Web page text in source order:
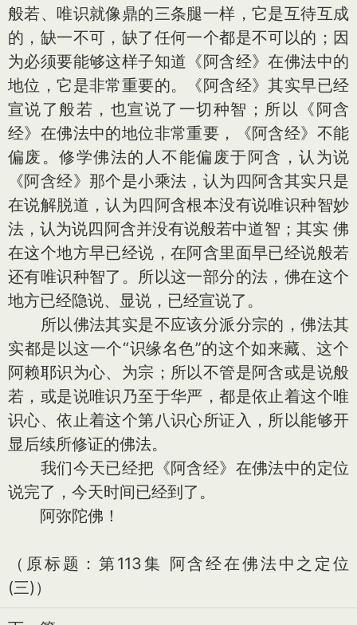
般若、唯识就像鼎的三条腿一样，它是互待互成
的，缺一不可，缺了任何一个都是不可以的；因
为必须要能够这样子知道《阿含经》在佛法中的
地位，它是非常重要的。《阿含经》其实早已经
宣说了般若，也宣说了一切种智；所以《阿含
经》在佛法中的地位非常重要，《阿含经》不能
偏废。修学佛法的人不能偏废于阿含，认为说
《阿含经》那个是小乘法，认为四阿含其实只是
在说解脱道，认为四阿含根本没有说唯识种智妙
法，认为说四阿含并没有说般若中道智；其实 佛
在这个地方早已经说，在阿含里面早已经说般若
还有唯识种智了。所以这一部分的法，佛在这个
地方已经隐说、显说，已经宣说了。
所以佛法其实是不应该分派分宗的，佛法其
实都是以这一个“识缘名色”的这个如来藏、这个
阿赖耶识为心、为宗；所以不管是阿含或是说般
若，或是说唯识乃至于华严，都是依止着这个唯
识心、依止着这个第八识心所证入，所以能够开
显后续所修证的佛法。
我们今天已经把《阿含经》在佛法中的定位
说完了，今天时间已经到了。
阿弥陀佛！
（原标题：第113集 阿含经在佛法中之定位
(三)）